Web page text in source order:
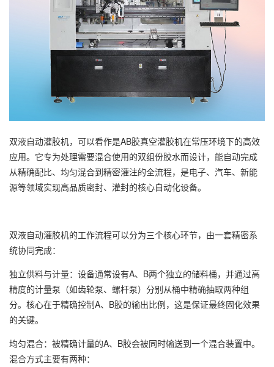
双液自动灌胶机，可以看作是AB胶真空灌胶机在常压环境下的高效
应用。它专为处理需要混合使用的双组份胶水而设计，能自动完成
从精确配比、均匀混合到精密灌注的全流程，是电子、汽车、新能
源等领域实现高品质密封、灌封的核心自动化设备。
双液自动灌胶机的工作流程可以分为三个核心环节，由一套精密系
统协同完成：
独立供料与计量：设备通常设有A、B两个独立的储料桶，并通过高
精度的计量泵（如齿轮泵、螺杆泵）分别从桶中精确抽取两种组
分。核心在于精确控制A、B胶的输出比例，这是保证最终固化效果
的关键。
均匀混合：被精确计量的A、B胶会被同时输送到一个混合装置中。
混合方式主要有两种：